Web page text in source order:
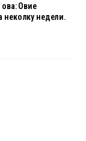
Овие
неколку недели.